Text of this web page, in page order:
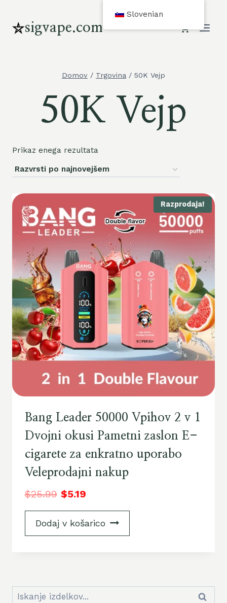
vsebinosigvape.com
Domov / Trgovina / 50K Vejp
50K Vejp
Prikaz enega rezultata
Razprodaja!
Bang Leader 50000 Vpihov 2 v 1
Dvojni okusi Pametni zaslon E-
cigarete za enkratno uporabo
Veleprodajni nakup
$25.99 $5.19
Dodaj v košarico
Iskanje: Iskanje
Slovenian